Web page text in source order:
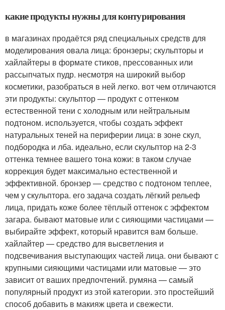
какие продукты нужны для контурирования
в магазинах продаётся ряд специальных средств для
моделирования овала лица: бронзеры; скульпторы и
хайлайтеры в формате стиков, прессованных или
рассыпчатых пудр. несмотря на широкий выбор
косметики, разобраться в ней легко. вот чем отличаются
эти продукты: скульптор — продукт с оттенком
естественной тени с холодным или нейтральным
подтоном. используется, чтобы создать эффект
натуральных теней на периферии лица: в зоне скул,
подбородка и лба. идеально, если скульптор на 2-3
оттенка темнее вашего тона кожи: в таком случае
коррекция будет максимально естественной и
эффективной. бронзер — средство с подтоном теплее,
чем у скульптора. его задача создать лёгкий рельеф
лица, придать коже более тёплый оттенок с эффектом
загара. бывают матовые или с сияющими частицами —
выбирайте эффект, который нравится вам больше.
хайлайтер — средство для высветления и
подсвечивания выступающих частей лица. они бывают с
крупными сияющими частицами или матовые — это
зависит от ваших предпочтений. румяна — самый
популярный продукт из этой категории. это простейший
способ добавить в макияж цвета и свежести.